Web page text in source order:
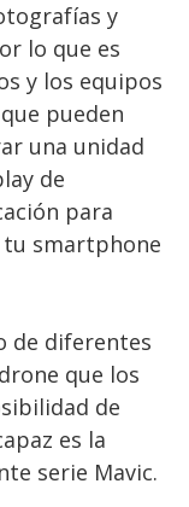
y
lo que es
y los equipos
pueden
una unidad
de
para
tu smartphone
de diferentes
que los
de
es la
serie Mavic.